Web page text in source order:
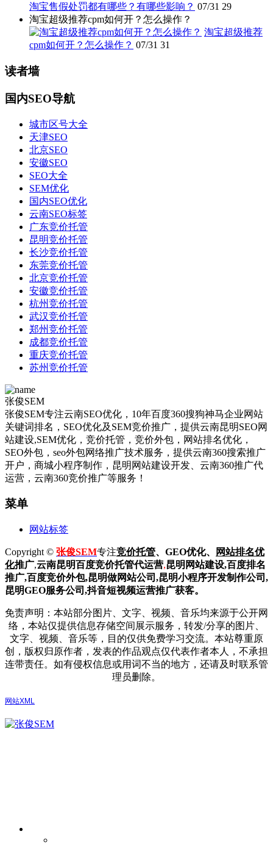
淘宝售假处罚都有哪些？有哪些影响？ 07/31 29
淘宝超级推荐cpm如何开？怎么操作？
淘宝超级推荐
cpm如何开？怎么操作？ 07/31 31
读者墙
国内SEO导航
城市区号大全
天津SEO
北京SEO
安徽SEO
SEO大全
SEM优化
国内SEO优化
云南SEO标签
广东竞价托管
昆明竞价托管
长沙竞价托管
东莞竞价托管
北京竞价托管
安徽竞价托管
杭州竞价托管
武汉竞价托管
郑州竞价托管
成都竞价托管
重庆竞价托管
苏州竞价托管
张俊SEM
张俊SEM专注云南SEO优化，10年百度360搜狗神马企业网站
关键词排名，SEO优化及SEM竞价推广，提供云南昆明SEO网
站建设,SEM优化，竞价托管，竞价外包，网站排名优化，
SEO外包，seo外包网络推广技术服务，提供云南360搜索推广
开户，商城小程序制作，昆明网站建设开发、云南360推广代
运营，云南360竞价推广等服务！
菜单
网站标签
Copyright © 张俊SEM专注竞价托管、GEO优化、
网站排名优
化推广,云南昆明百度竞价托管代运营,昆明网站建设,百度排名
推广,百度竞价外包,昆明做网站公司,昆明小程序开发制作公司,
昆明GEO服务公司,抖音短视频运营推广获客。
免责声明：本站部分图片、文字、视频、音乐均来源于公开网
络，本站仅提供信息存储空间展示服务，转发/分享的图片、
文字、视频、音乐等，目的仅供免费学习交流。本站尊重原
创，版权归原作者，发表的作品观点仅代表作者本人，不承担
连带责任。如有侵权信息或用词不当的地方，还请及时联系管
理员删除。
网站XML